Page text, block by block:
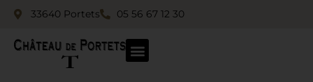
33640 Portets 05 56 67 12 30